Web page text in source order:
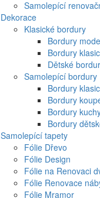
Samolepící
Dekorace
Klasické bordury
Bordury
Bordury
Dětské
Samolepící bordury
Bordury
Bordury
Bordury
Bordury
Samolepící tapety
Fólie Dřevo
Fólie Design
Fólie na Renovaci
Fólie Renovace
Fólie Mramor